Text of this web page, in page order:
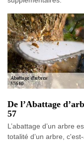
De l’Abattage
57
L’abattage d’un arbre
totalité d’un arbre,